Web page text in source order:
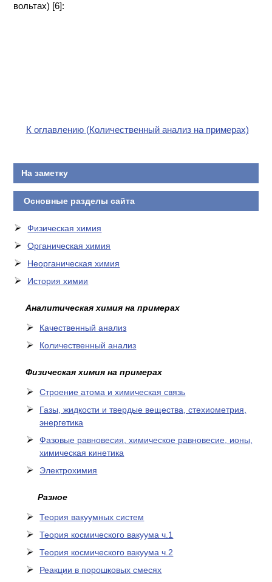
вольтах) [6]:
К оглавлению (Количественный анализ на примерах)
На заметку
Основные разделы сайта
Физическая химия
Органическая химия
Неорганическая химия
История химии
Аналитическая химия на примерах
Качественный анализ
Количественный анализ
Физическая химия на примерах
Cтроение атома и химическая связь
Газы, жидкости и твердые вещества, стехиометрия,
энергетика
Фазовые равновесия, химическое равновесие, ионы,
химическая кинетика
Электрохимия
Разное
Теория вакуумных систем
Теория космического вакуума ч.1
Теория космического вакуума ч.2
Реакции в порошковых смесях